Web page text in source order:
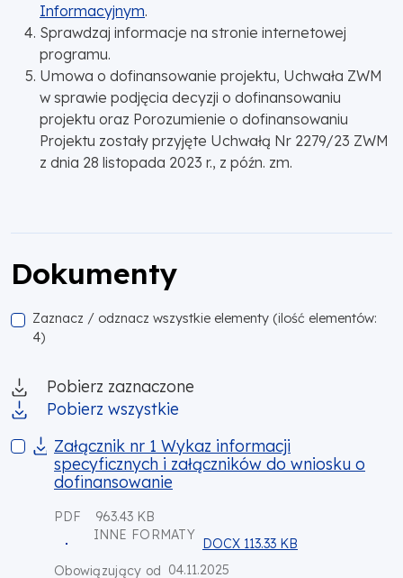
Informacyjnym.
Sprawdzaj informacje na stronie internetowej
programu.
Umowa o dofinansowanie projektu, Uchwała ZWM
w sprawie podjęcia decyzji o dofinansowaniu
projektu oraz Porozumienie o dofinansowaniu
Projektu zostały przyjęte Uchwałą Nr 2279/23 ZWM
z dnia 28 listopada 2023 r., z późn. zm.
Dokumenty
Zaznacz / odznacz wszystkie elementy (ilość elementów:
4)
Pobierz zaznaczone
Pobierz wszystkie
Załącznik nr 1 Wykaz informacji specyficznych i
Załącznik nr 1 Wykaz informacji
specyficznych i załączników do wniosku o
dofinansowanie
PDF
963.43 KB
INNE FORMATY
DOCX 113.33 KB
Obowiązujący od 04.11.2025